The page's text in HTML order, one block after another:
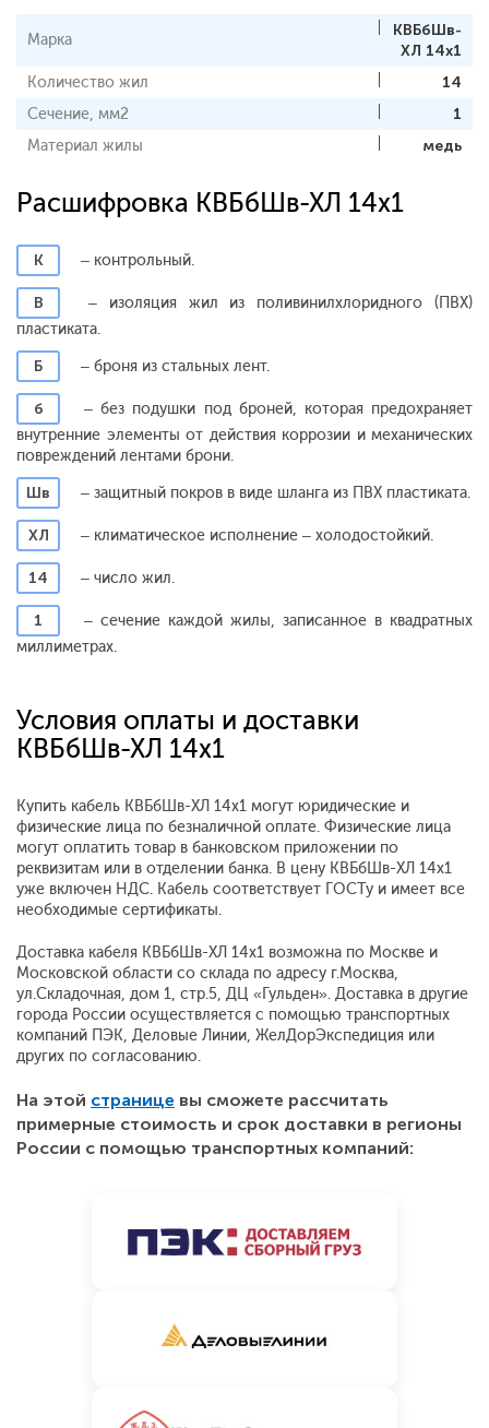
Марка
КВБбШв-
ХЛ 14х1
Количество жил
14
Сечение, мм2
1
Материал жилы
медь
Расшифровка КВБбШв-ХЛ 14х1
К – контрольный.
В
– изоляция жил из поливинилхлоридного (ПВХ)
пластиката.
Б
– броня из стальных лент.
б
– без подушки под броней, которая предохраняет
внутренние элементы от действия коррозии и механических
повреждений лентами брони.
Шв
– защитный покров в виде шланга из ПВХ пластиката.
ХЛ – климатическое исполнение – холодостойкий.
14 – число жил.
1
– сечение каждой жилы, записанное в квадратных
миллиметрах.
Условия оплаты и доставки
КВБбШв-ХЛ 14х1
Купить кабель КВБбШв-ХЛ 14х1 могут юридические и
физические лица по безналичной оплате. Физические лица
могут оплатить товар в банковском приложении по
реквизитам или в отделении банка. В цену КВБбШв-ХЛ 14х1
уже включен НДС. Кабель соответствует ГОСТу и имеет все
необходимые сертификаты.
Доставка кабеля КВБбШв-ХЛ 14х1 возможна по Москве и
Московской области со склада по адресу г.Москва,
ул.Складочная, дом 1, стр.5, ДЦ «Гульден». Доставка в другие
города России осуществляется с помощью транспортных
компаний ПЭК, Деловые Линии, ЖелДорЭкспедиция или
других по согласованию.
На этой странице вы сможете рассчитать
примерные стоимость и срок доставки в регионы
России с помощью транспортных компаний: